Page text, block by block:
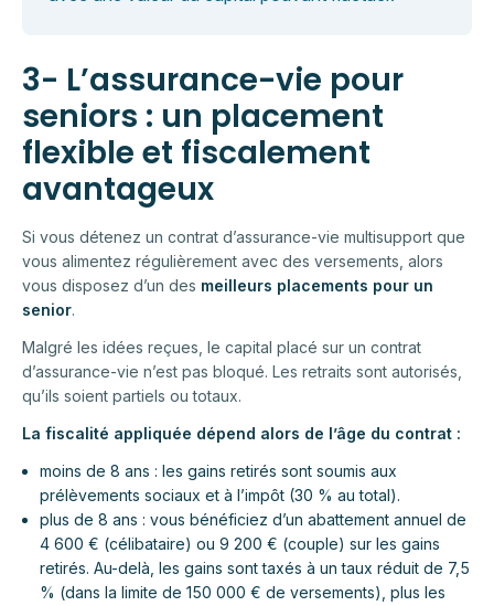
3- L’assurance-vie pour
seniors : un placement
flexible et fiscalement
avantageux
Si vous détenez un contrat d’assurance-vie multisupport que
vous alimentez régulièrement avec des versements, alors
vous disposez d’un des meilleurs placements pour un
senior.
Malgré les idées reçues, le capital placé sur un contrat
d’assurance-vie n’est pas bloqué. Les retraits sont autorisés,
qu’ils soient partiels ou totaux.
La fiscalité appliquée dépend alors de l’âge du contrat :
moins de 8 ans : les gains retirés sont soumis aux
prélèvements sociaux et à l’impôt (30 % au total).
plus de 8 ans : vous bénéficiez d’un abattement annuel de
4 600 € (célibataire) ou 9 200 € (couple) sur les gains
retirés. Au-delà, les gains sont taxés à un taux réduit de 7,5
% (dans la limite de 150 000 € de versements), plus les